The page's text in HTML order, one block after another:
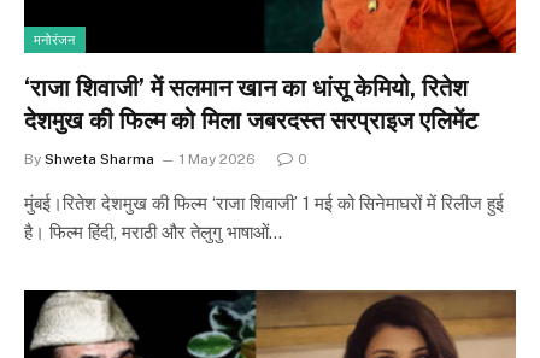
मनोरंजन
‘राजा शिवाजी’ में सलमान खान का धांसू केमियो, रितेश
देशमुख की फिल्म को मिला जबरदस्त सरप्राइज एलिमेंट
By Shweta Sharma 1 May 2026 0
मुंबई।रितेश देशमुख की फिल्म ‘राजा शिवाजी’ 1 मई को सिनेमाघरों में रिलीज हुई
है। फिल्म हिंदी, मराठी और तेलुगु भाषाओं…